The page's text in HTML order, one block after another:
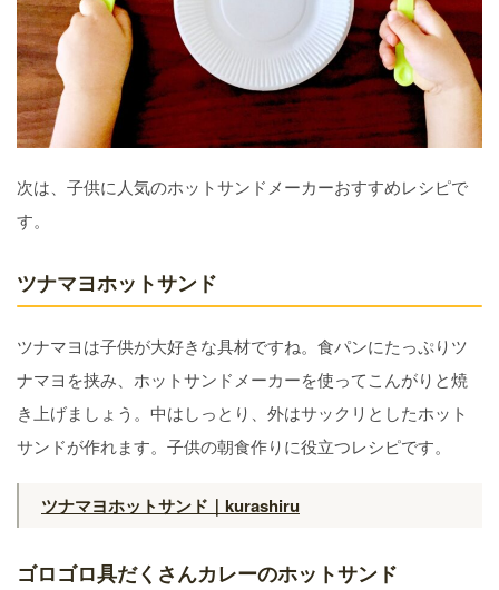
次は、子供に人気のホットサンドメーカーおすすめレシピで
す。
ツナマヨホットサンド
ツナマヨは子供が大好きな具材ですね。食パンにたっぷりツ
ナマヨを挟み、ホットサンドメーカーを使ってこんがりと焼
き上げましょう。中はしっとり、外はサックリとしたホット
サンドが作れます。子供の朝食作りに役立つレシピです。
ツナマヨホットサンド｜kurashiru
ゴロゴロ具だくさんカレーのホットサンド